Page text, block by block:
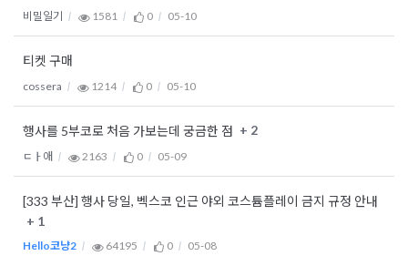
비밀일기 1581 0 05-10
티켓 구매
cossera 1214 0 05-10
행사를 5부코로 처음 가보는데 궁금한 점 + 2
ㄷㅏ애 2163 0 05-09
[333 부산] 행사 당일, 벡스코 인근 야외 코스튬플레이 금지 규정 안내
+ 1
Hello코냥2 64195 0 05-08